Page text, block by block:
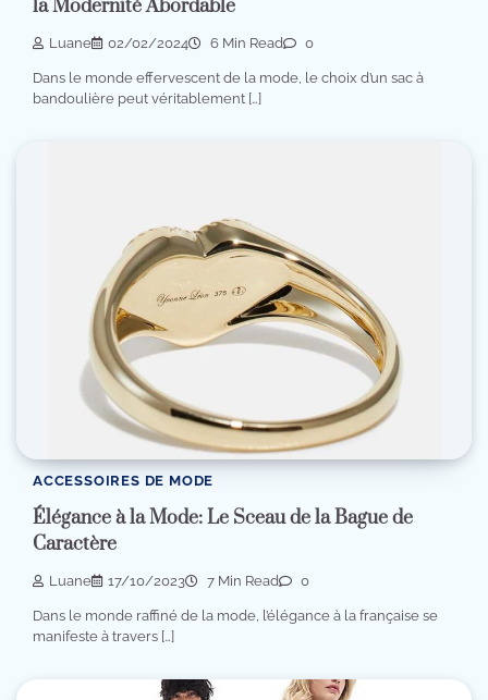
la Modernité Abordable
Luane 02/02/2024 6 Min Read 0
Dans le monde effervescent de la mode, le choix d’un sac à
bandoulière peut véritablement […]
ACCESSOIRES DE MODE
Élégance à la Mode: Le Sceau de la Bague de
Caractère
Luane 17/10/2023 7 Min Read 0
Dans le monde raffiné de la mode, l’élégance à la française se
manifeste à travers […]